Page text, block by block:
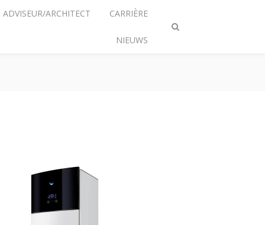
Zoeken
ADVISEUR/ARCHITECT CARRIÈRE
NIEUWS